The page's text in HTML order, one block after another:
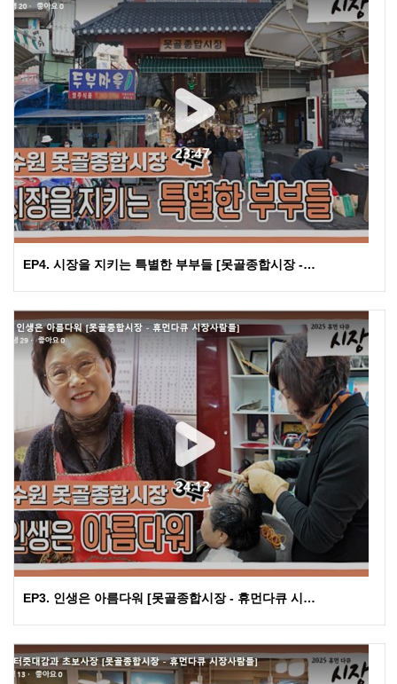
EP4. 시장을 지키는 특별한 부부들 [못골종합시장 -…
EP3. 인생은 아름다워 [못골종합시장 - 휴먼다큐 시…